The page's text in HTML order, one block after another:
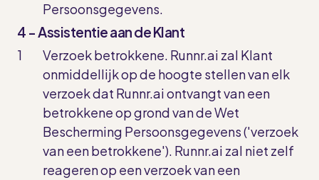
Persoonsgegevens.
4 - Assistentie aan de Klant
Verzoek betrokkene. Runnr.ai zal Klant
onmiddellijk op de hoogte stellen van elk
verzoek dat Runnr.ai ontvangt van een
betrokkene op grond van de Wet
Bescherming Persoonsgegevens ('verzoek
van een betrokkene'). Runnr.ai zal niet zelf
reageren op een verzoek van een